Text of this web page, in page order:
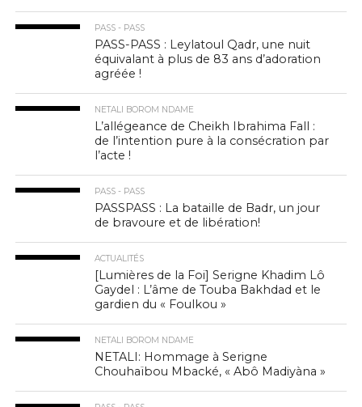
PASS - PASS
PASS-PASS : Leylatoul Qadr, une nuit
équivalant à plus de 83 ans d’adoration
agréée !
NETALI BOROM NDAME
L’allégeance de Cheikh Ibrahima Fall :
de l’intention pure à la consécration par
l’acte !
PASS - PASS
PASSPASS : La bataille de Badr, un jour
de bravoure et de libération!
ACTUALITÉS
[Lumières de la Foi] Serigne Khadim Lô
Gaydel : L’âme de Touba Bakhdad et le
gardien du « Foulkou »
NETALI BOROM NDAME
NETALI: Hommage à Serigne
Chouhaïbou Mbacké, « Abô Madiyàna »